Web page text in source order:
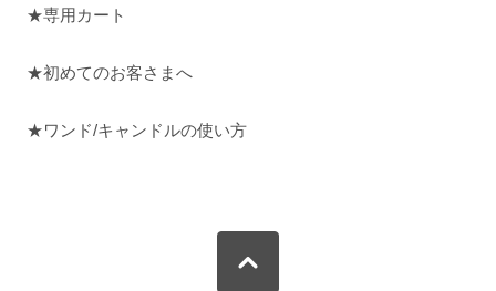
★専用カート
★初めてのお客さまへ
★ワンド/キャンドルの使い方